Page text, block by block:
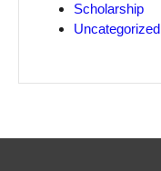
Scholarship
Uncategorized